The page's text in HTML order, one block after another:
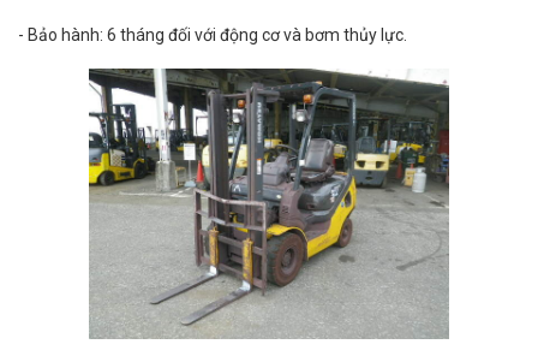
- Bảo hành: 6 tháng đối với động cơ và bơm thủy lực.